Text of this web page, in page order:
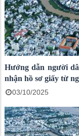
Hướng dẫn người
nhận hồ sơ giấy từ
03/10/2025